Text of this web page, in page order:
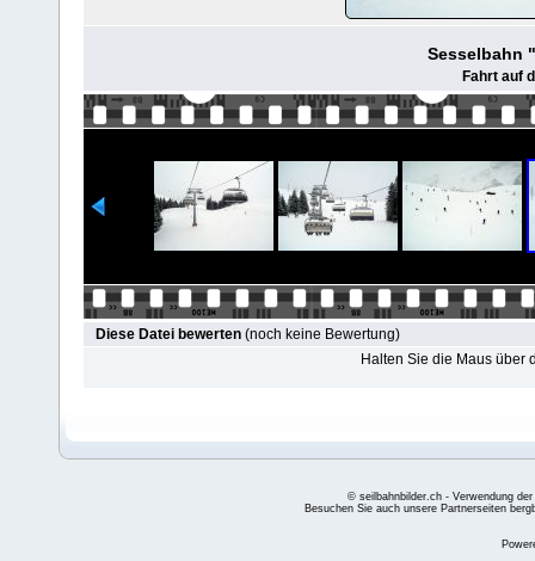
Sesselbahn
Fahrt auf
Diese Datei bewerten (noch keine Bewertung)
Halten Sie die Maus über
© seilbahnbilder.ch - Verwendung
Besuchen Sie auch unsere Partnerseiten